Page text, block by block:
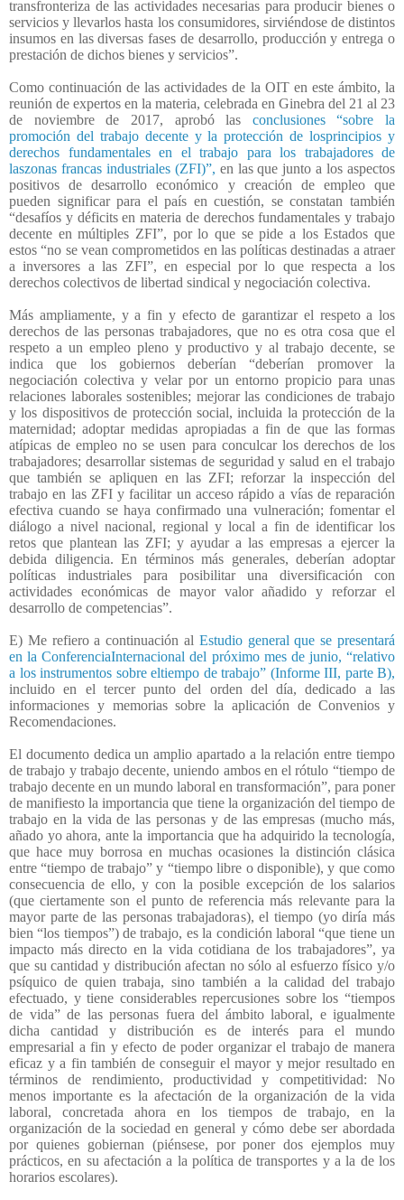
transfronteriza de las actividades necesarias para producir bienes o
servicios y llevarlos hasta los consumidores, sirviéndose de distintos
insumos en las diversas fases de desarrollo, producción y entrega o
prestación de dichos bienes y servicios”.
Como continuación de las actividades de la OIT en este ámbito, la
reunión de expertos en la materia, celebrada en Ginebra del 21 al 23
de noviembre de 2017, aprobó las conclusiones “sobre la
promoción del trabajo decente y la protección de losprincipios y
derechos fundamentales en el trabajo para los trabajadores de
laszonas francas industriales (ZFI)”, en las que junto a los aspectos
positivos de desarrollo económico y creación de empleo que
pueden significar para el país en cuestión, se constatan también
“desafíos y déficits en materia de derechos fundamentales y trabajo
decente en múltiples ZFI”, por lo que se pide a los Estados que
estos “no se vean comprometidos en las políticas destinadas a atraer
a inversores a las ZFI”, en especial por lo que respecta a los
derechos colectivos de libertad sindical y negociación colectiva.
Más ampliamente, y a fin y efecto de garantizar el respeto a los
derechos de las personas trabajadores, que no es otra cosa que el
respeto a un empleo pleno y productivo y al trabajo decente, se
indica que los gobiernos deberían “deberían promover la
negociación colectiva y velar por un entorno propicio para unas
relaciones laborales sostenibles; mejorar las condiciones de trabajo
y los dispositivos de protección social, incluida la protección de la
maternidad; adoptar medidas apropiadas a fin de que las formas
atípicas de empleo no se usen para conculcar los derechos de los
trabajadores; desarrollar sistemas de seguridad y salud en el trabajo
que también se apliquen en las ZFI; reforzar la inspección del
trabajo en las ZFI y facilitar un acceso rápido a vías de reparación
efectiva cuando se haya confirmado una vulneración; fomentar el
diálogo a nivel nacional, regional y local a fin de identificar los
retos que plantean las ZFI; y ayudar a las empresas a ejercer la
debida diligencia. En términos más generales, deberían adoptar
políticas industriales para posibilitar una diversificación con
actividades económicas de mayor valor añadido y reforzar el
desarrollo de competencias”.
E) Me refiero a continuación al Estudio general que se presentará
en la ConferenciaInternacional del próximo mes de junio, “relativo
a los instrumentos sobre eltiempo de trabajo” (Informe III, parte B),
incluido en el tercer punto del orden del día, dedicado a las
informaciones y memorias sobre la aplicación de Convenios y
Recomendaciones.
El documento dedica un amplio apartado a la relación entre tiempo
de trabajo y trabajo decente, uniendo ambos en el rótulo “tiempo de
trabajo decente en un mundo laboral en transformación”, para poner
de manifiesto la importancia que tiene la organización del tiempo de
trabajo en la vida de las personas y de las empresas (mucho más,
añado yo ahora, ante la importancia que ha adquirido la tecnología,
que hace muy borrosa en muchas ocasiones la distinción clásica
entre “tiempo de trabajo” y “tiempo libre o disponible), y que como
consecuencia de ello, y con la posible excepción de los salarios
(que ciertamente son el punto de referencia más relevante para la
mayor parte de las personas trabajadoras), el tiempo (yo diría más
bien “los tiempos”) de trabajo, es la condición laboral “que tiene un
impacto más directo en la vida cotidiana de los trabajadores”, ya
que su cantidad y distribución afectan no sólo al esfuerzo físico y/o
psíquico de quien trabaja, sino también a la calidad del trabajo
efectuado, y tiene considerables repercusiones sobre los “tiempos
de vida” de las personas fuera del ámbito laboral, e igualmente
dicha cantidad y distribución es de interés para el mundo
empresarial a fin y efecto de poder organizar el trabajo de manera
eficaz y a fin también de conseguir el mayor y mejor resultado en
términos de rendimiento, productividad y competitividad: No
menos importante es la afectación de la organización de la vida
laboral, concretada ahora en los tiempos de trabajo, en la
organización de la sociedad en general y cómo debe ser abordada
por quienes gobiernan (piénsese, por poner dos ejemplos muy
prácticos, en su afectación a la política de transportes y a la de los
horarios escolares).